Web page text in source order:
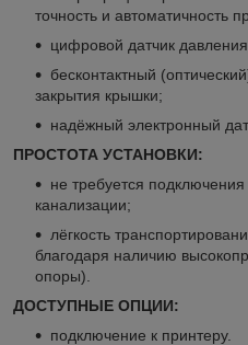
точность и автоматичность
цифровой датчик
бесконтактный
закрытия крышки;
надёжный электронный
ПРОСТОТА УСТАНОВКИ:
не требуется
канализации;
лёгкость
благодаря наличию
опоры).
ДОСТУПНЫЕ ОПЦИИ:
подключение к принтеру.